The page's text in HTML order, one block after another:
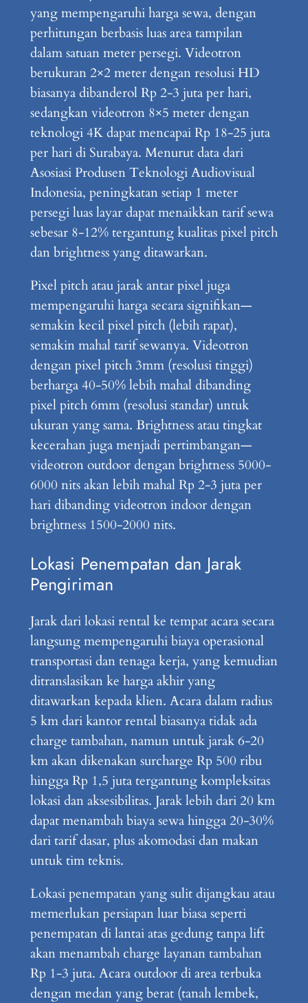
yang mempengaruhi harga sewa, dengan
perhitungan berbasis luas area tampilan
dalam satuan meter persegi. Videotron
berukuran 2×2 meter dengan resolusi HD
biasanya dibanderol Rp 2-3 juta per hari,
sedangkan videotron 8×5 meter dengan
teknologi 4K dapat mencapai Rp 18-25 juta
per hari di Surabaya. Menurut data dari
Asosiasi Produsen Teknologi Audiovisual
Indonesia, peningkatan setiap 1 meter
persegi luas layar dapat menaikkan tarif sewa
sebesar 8-12% tergantung kualitas pixel pitch
dan brightness yang ditawarkan.
Pixel pitch atau jarak antar pixel juga
mempengaruhi harga secara signifikan—
semakin kecil pixel pitch (lebih rapat),
semakin mahal tarif sewanya. Videotron
dengan pixel pitch 3mm (resolusi tinggi)
berharga 40-50% lebih mahal dibanding
pixel pitch 6mm (resolusi standar) untuk
ukuran yang sama. Brightness atau tingkat
kecerahan juga menjadi pertimbangan—
videotron outdoor dengan brightness 5000-
6000 nits akan lebih mahal Rp 2-3 juta per
hari dibanding videotron indoor dengan
brightness 1500-2000 nits.
Lokasi Penempatan dan Jarak
Pengiriman
Jarak dari lokasi rental ke tempat acara secara
langsung mempengaruhi biaya operasional
transportasi dan tenaga kerja, yang kemudian
ditranslasikan ke harga akhir yang
ditawarkan kepada klien. Acara dalam radius
5 km dari kantor rental biasanya tidak ada
charge tambahan, namun untuk jarak 6-20
km akan dikenakan surcharge Rp 500 ribu
hingga Rp 1,5 juta tergantung kompleksitas
lokasi dan aksesibilitas. Jarak lebih dari 20 km
dapat menambah biaya sewa hingga 20-30%
dari tarif dasar, plus akomodasi dan makan
untuk tim teknis.
Lokasi penempatan yang sulit dijangkau atau
memerlukan persiapan luar biasa seperti
penempatan di lantai atas gedung tanpa lift
akan menambah charge layanan tambahan
Rp 1-3 juta. Acara outdoor di area terbuka
dengan medan yang berat (tanah lembek,